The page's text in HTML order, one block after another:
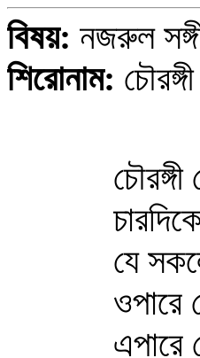
বিষয়: নজরুল
শিরোনাম:
চৌরঙ্গী
যে
ওপারে
এপারে